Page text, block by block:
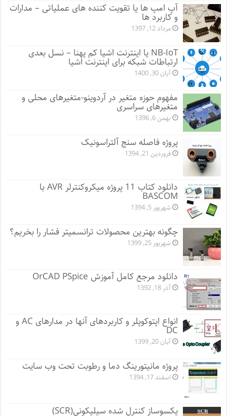
آپ امپ ها یا تقویت کننده های عملیاتی – مدارات
و کاربرد ها
مرداد 12, 1397
NB-IoT یا اینترنت اشیا کم پهنا – نسل بعدی
ارتباطات شبکه برای اینترنت اشیا
آبان 30, 1400
مفهوم حوزه متغیر در آردوینو-متغیرهای محلی و
متغیرهای سراسری
بهمن 6, 1396
پروژه فاصله سنج آلتراسونیک
فروردین 21, 1394
دانلود کتاب 11 پروژه میکروکنترلر AVR با
BASCOM
شهریور 5, 1394
چگونه بهترین محصولات ترانسمیتر فشار را بخریم؟
شهریور 25, 1399
دانلود مرجع کامل آموزش OrCAD PSpice
آذر 18, 1392
انواع اپتوکوپلر و کاربردهای آنها در مدارهای AC و
DC
آبان 20, 1399
پروژه مانيتورينگ دما و رطوبت تحت وب سایت
اسفند 17, 1394
یکسوساز کنترل شده سیلیکونی(SCR)